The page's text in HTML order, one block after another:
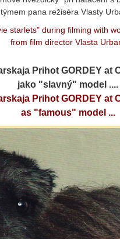
týmem pana režiséra Vlasty
starlets" during filming with
from film director Vlasta
Prihot GORDEY at
jako "slavný" model ....
Prihot GORDEY at
as "famous" model ...